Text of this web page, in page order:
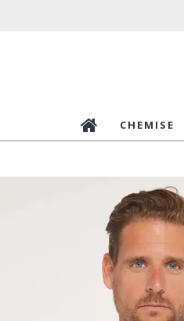
CHEMISE